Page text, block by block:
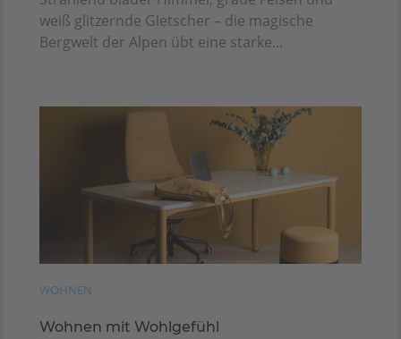
weiß glitzernde Gletscher – die magische
Bergwelt der Alpen übt eine starke...
WOHNEN
Wohnen mit Wohlgefühl